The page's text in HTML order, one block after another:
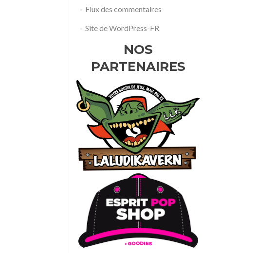
Flux des commentaires
Site de WordPress-FR
NOS
PARTENAIRES